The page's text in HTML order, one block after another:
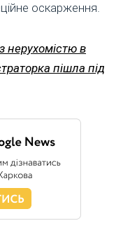
оскарження.
нерухомістю в
пішла під